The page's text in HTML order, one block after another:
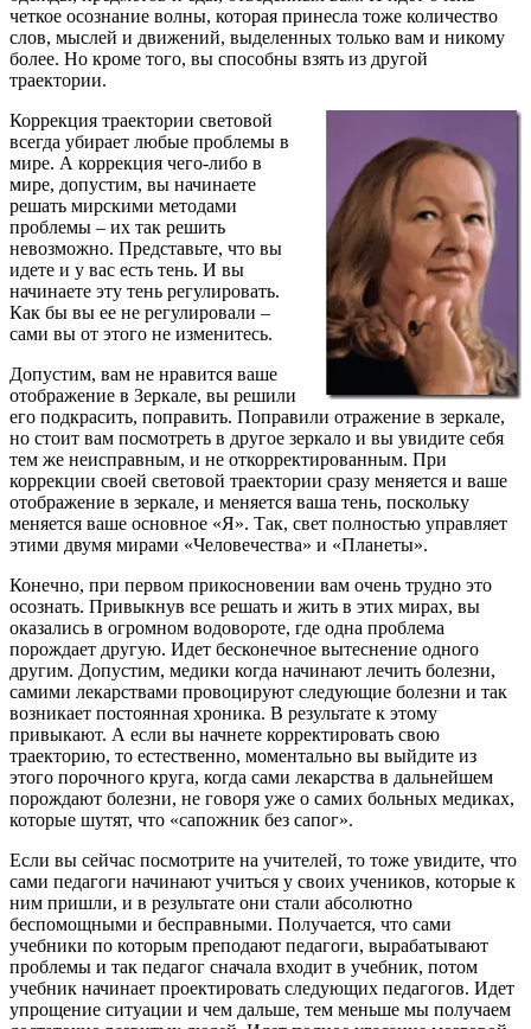
четкое осознание волны, которая принесла тоже количество
слов, мыслей и движений, выделенных только вам и никому
более. Но кроме того, вы способны взять из другой
траектории.
Коррекция траектории световой
всегда убирает любые проблемы в
мире. А коррекция чего-либо в
мире, допустим, вы начинаете
решать мирскими методами
проблемы – их так решить
невозможно. Представьте, что вы
идете и у вас есть тень. И вы
начинаете эту тень регулировать.
Как бы вы ее не регулировали –
сами вы от этого не изменитесь.
Допустим, вам не нравится ваше
отображение в Зеркале, вы решили
его подкрасить, поправить. Поправили отражение в зеркале,
но стоит вам посмотреть в другое зеркало и вы увидите себя
тем же неисправным, и не откорректированным. При
коррекции своей световой траектории сразу меняется и ваше
отображение в зеркале, и меняется ваша тень, поскольку
меняется ваше основное «Я». Так, свет полностью управляет
этими двумя мирами «Человечества» и «Планеты».
Конечно, при первом прикосновении вам очень трудно это
осознать. Привыкнув все решать и жить в этих мирах, вы
оказались в огромном водовороте, где одна проблема
порождает другую. Идет бесконечное вытеснение одного
другим. Допустим, медики когда начинают лечить болезни,
самими лекарствами провоцируют следующие болезни и так
возникает постоянная хроника. В результате к этому
привыкают. А если вы начнете корректировать свою
траекторию, то естественно, моментально вы выйдите из
этого порочного круга, когда сами лекарства в дальнейшем
порождают болезни, не говоря уже о самих больных медиках,
которые шутят, что «сапожник без сапог».
Если вы сейчас посмотрите на учителей, то тоже увидите, что
сами педагоги начинают учиться у своих учеников, которые к
ним пришли, и в результате они стали абсолютно
беспомощными и бесправными. Получается, что сами
учебники по которым преподают педагоги, вырабатывают
проблемы и так педагог сначала входит в учебник, потом
учебник начинает проектировать следующих педагогов. Идет
упрощение ситуации и чем дальше, тем меньше мы получаем